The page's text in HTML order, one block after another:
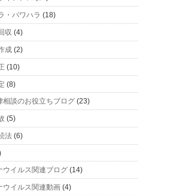
・パワハラ (18)
収 (4)
成 (2)
(10)
(8)
相談のお役立ちブログ (23)
(5)
法 (6)
ウイルス関連ブログ (14)
ウイルス関連動画 (4)